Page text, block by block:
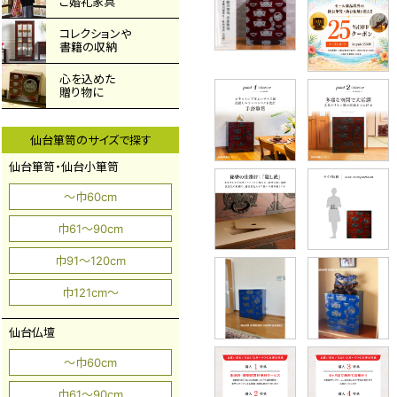
コレクションや
書籍の収納
心を込めた
贈り物に
仙台箪笥のサイズで探す
仙台箪笥・仙台小箪笥
～巾60cm
巾61～90cm
巾91～120cm
巾121cm～
仙台仏壇
～巾60cm